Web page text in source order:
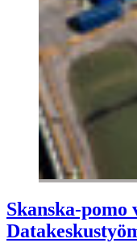
Skanska-pomo